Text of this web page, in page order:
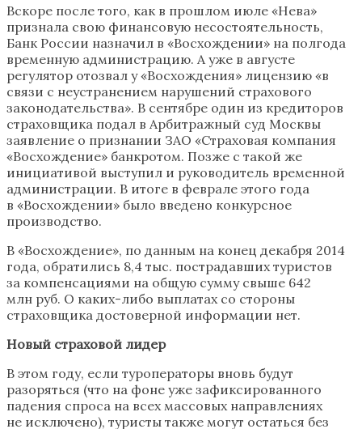
Вскоре после того, как в прошлом июле «Нева»
признала свою финансовую несостоятельность,
Банк России назначил в «Восхождении» на полгода
временную администрацию. А уже в августе
регулятор отозвал у «Восхождения» лицензию «в
связи с неустранением нарушений страхового
законодательства». В сентябре один из кредиторов
страховщика подал в Арбитражный суд Москвы
заявление о признании ЗАО «Страховая компания
«Восхождение» банкротом. Позже с такой же
инициативой выступил и руководитель временной
администрации. В итоге в феврале этого года
в «Восхождении» было введено конкурсное
производство.
В «Восхождение», по данным на конец декабря 2014
года, обратились 8,4 тыс. пострадавших туристов
за компенсациями на общую сумму свыше 642
млн руб. О каких-либо выплатах со стороны
страховщика достоверной информации нет.
Новый страховой лидер
В этом году, если туроператоры вновь будут
разоряться (что на фоне уже зафиксированного
падения спроса на всех массовых направлениях
не исключено), туристы также могут остаться без